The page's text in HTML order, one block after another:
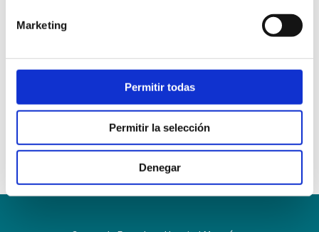
Marketing
Permitir todas
Permitir la selección
Denegar
en la Escuela Clínica Mompía
09/03/2022
Procedimiento de certificación
de sitio seguro frente al Covid-19